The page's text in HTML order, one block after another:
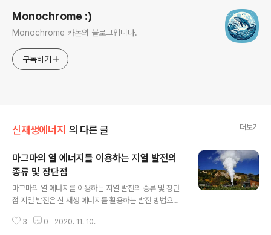
Monochrome :)
Monochrome 카논의 블로그입니다.
구독하기
신재생에너지 의 다른 글 더보기
마그마의 열 에너지를 이용하는 지열 발전의
종류 및 장단점
마그마의 열 에너지를 이용하는 지열 발전의 종류 및 장단
점 지열 발전은 신 재생 에너지를 활용하는 발전 방법으로
사, 장단점, 향후 전망 등에 대해 자세히 설명하고 있습니
3 0 2020. 11. 10.